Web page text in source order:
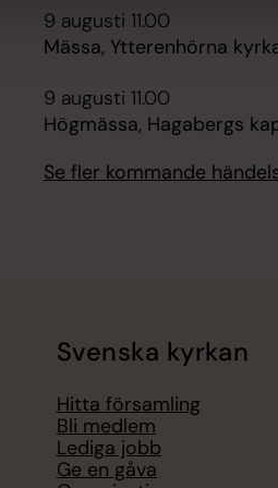
9 augusti 11.00
Mässa, Ytterenhörna
9 augusti 11.00
Högmässa, Hagabergs
Se fler kommande
Svenska kyrkan
Hitta församling
Bli medlem
Lediga jobb
Ge en gåva